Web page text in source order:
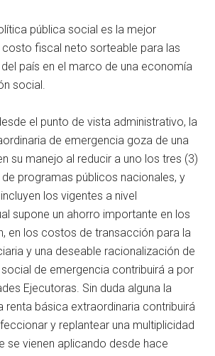
pública social es la mejor
costo fiscal neto sorteable para las
país en el marco de una economía
social.
el punto de vista administrativo, la
de emergencia goza de una
su manejo al reducir a uno los tres (3)
programas públicos nacionales, y
los vigentes a nivel
supone un ahorro importante en los
en los costos de transacción para la
y una deseable racionalización de
de emergencia contribuirá a por
Ejecutoras. Sin duda alguna la
renta básica extraordinaria contribuirá
y replantear una multiplicidad
se vienen aplicando desde hace